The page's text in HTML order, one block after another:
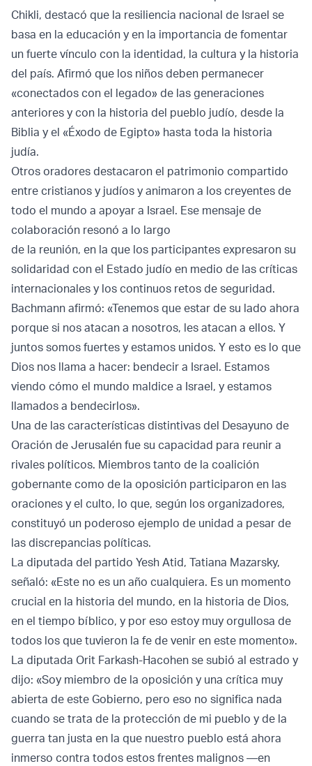
Chikli, destacó que la resiliencia nacional de Israel se
basa en la educación y en la importancia de fomentar
un fuerte vínculo con la identidad, la cultura y la historia
del país. Afirmó que los niños deben permanecer
«conectados con el legado» de las generaciones
anteriores y con la historia del pueblo judío, desde la
Biblia y el «Éxodo de Egipto» hasta toda la historia
judía.
Otros oradores destacaron el patrimonio compartido
entre cristianos y judíos y animaron a los creyentes de
todo el mundo a apoyar a Israel. Ese mensaje de
colaboración resonó a lo largo
de la reunión, en la que los participantes expresaron su
solidaridad con el Estado judío en medio de las críticas
internacionales y los continuos retos de seguridad.
Bachmann afirmó: «Tenemos que estar de su lado ahora
porque si nos atacan a nosotros, les atacan a ellos. Y
juntos somos fuertes y estamos unidos. Y esto es lo que
Dios nos llama a hacer: bendecir a Israel. Estamos
viendo cómo el mundo maldice a Israel, y estamos
llamados a bendecirlos».
Una de las características distintivas del Desayuno de
Oración de Jerusalén fue su capacidad para reunir a
rivales políticos. Miembros tanto de la coalición
gobernante como de la oposición participaron en las
oraciones y el culto, lo que, según los organizadores,
constituyó un poderoso ejemplo de unidad a pesar de
las discrepancias políticas.
La diputada del partido Yesh Atid, Tatiana Mazarsky,
señaló: «Este no es un año cualquiera. Es un momento
crucial en la historia del mundo, en la historia de Dios,
en el tiempo bíblico, y por eso estoy muy orgullosa de
todos los que tuvieron la fe de venir en este momento».
La diputada Orit Farkash-Hacohen se subió al estrado y
dijo: «Soy miembro de la oposición y una crítica muy
abierta de este Gobierno, pero eso no significa nada
cuando se trata de la protección de mi pueblo y de la
guerra tan justa en la que nuestro pueblo está ahora
inmerso contra todos estos frentes malignos —en